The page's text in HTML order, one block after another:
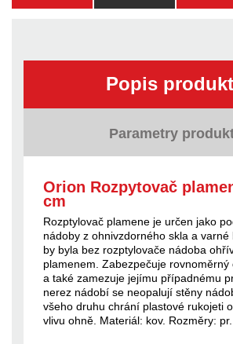
Popis
Parametry
Orion Rozpytovač
cm
Rozptylovač plamene je určen jako
nádoby z ohnivzdorného skla a varné
by byla bez rozptylovače nádoba
plamenem. Zabezpečuje rovnoměrný
a také zamezuje jejímu případnému
nerez nádobí se neopalují stěny
všeho druhu chrání plastové rukojeti
vlivu ohně. Materiál: kov. Rozměry: